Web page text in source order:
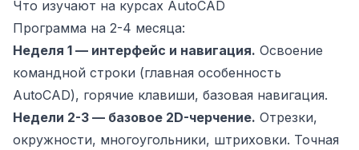
Что изучают на курсах AutoCAD
Программа на 2-4 месяца:
Неделя 1 — интерфейс и навигация. Освоение
командной строки (главная особенность
AutoCAD), горячие клавиши, базовая навигация.
Недели 2-3 — базовое 2D-черчение. Отрезки,
окружности, многоугольники, штриховки. Точная